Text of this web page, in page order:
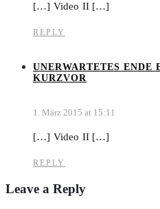
[…] Video II […]
REPLY
UNERWARTETES ENDE
KURZVOR
1. März 2015 at 15:11
[…] Video II […]
REPLY
Leave a Reply